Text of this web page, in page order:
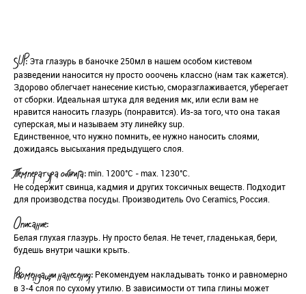
SUP:Эта глазурь в баночке 250мл в нашем особом кистевом
разведении наносится ну просто ооочень классно (нам так кажется).
Здорово облегчает нанесение кистью, сморазглаживается, уберегает
от сборки. Идеальная штука для ведения мк, или если вам не
нравится наносить глазурь (понравится). Из-за того, что она такая
суперская, мы и называем эту линейку sup.
Единственное, что нужно помнить, ее нужно наносить слоями,
дожидаясь высыхания предыдущего слоя.
Температура обжига: min. 1200°С - max. 1230°С.
Не содержит свинца, кадмия и других токсичных веществ. Подходит
для производства посуды. Производитель Ovo Ceramics, Россия.
Описание:
Белая глухая глазурь. Ну просто белая. Не течет, гладенькая, бери,
будешь внутри чашки крыть.
Рекомендации нанесения: Рекомендуем накладывать тонко и равномерно
в 3-4 слоя по сухому утилю. В зависимости от типа глины может